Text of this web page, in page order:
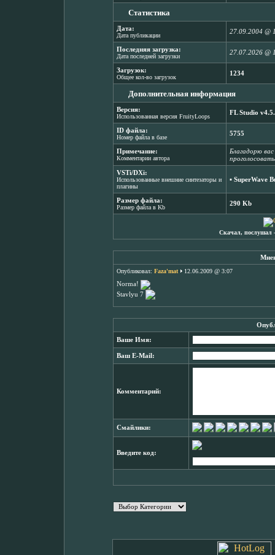
Статистика
Дата:
Дата публикации
27.09.2004 @
Последняя загрузка:
Дата последней загрузки
27.07.2026 @
Загрузок:
Общее кол-во загрузок
1234
Дополнительная информация
Версия:
Использованная версия FruityLoops
FL Studio
ID файла:
Номер файла в базе
5755
Примечание:
Комментарии автора
Благадорю
VSTi/DXi:
Использованные внешние синтезаторы и
плагины
▪ SuperWave
Размер файла:
Размер файла в Kb
290 Kb
Скачал, послушал
Опубликовал: Faza'mat
12.06.2009 @ 3:07
Norma!
Stavlyu 7
Ваше Имя:
Ваш E-Mail:
Комментарий:
Смайлики:
Введите код: